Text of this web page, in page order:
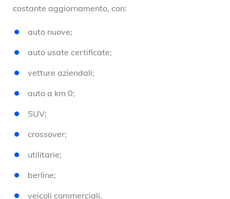
costante aggiornamento, con:
auto nuove;
auto usate certificate;
vetture aziendali;
auto a km 0;
SUV;
crossover;
utilitarie;
berline;
veicoli commerciali.